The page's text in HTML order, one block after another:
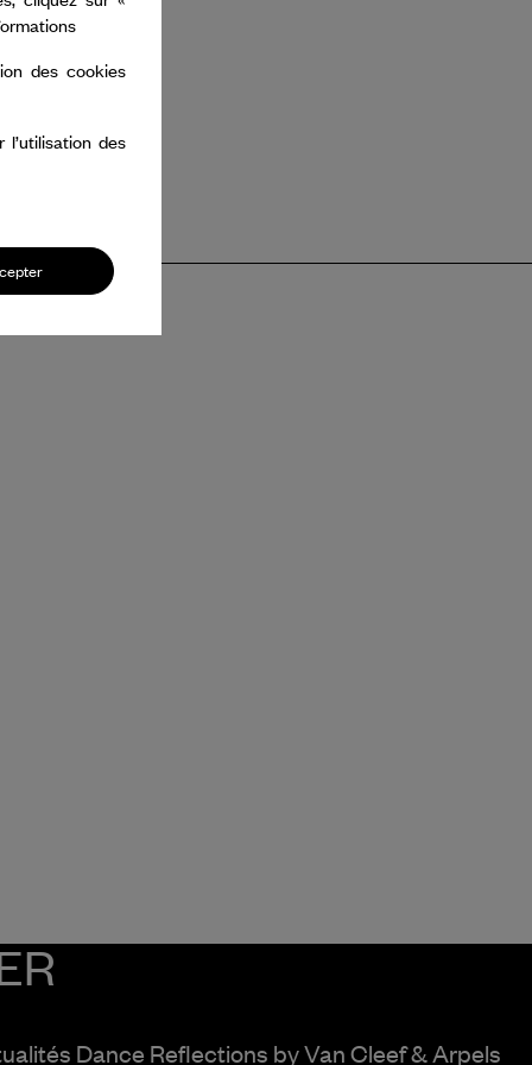
Dance Reflections byVan Cleef & Arpels
des cookies
des